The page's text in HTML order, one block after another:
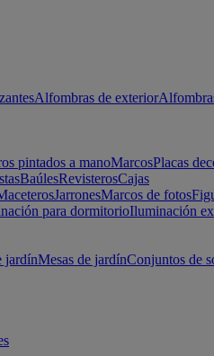
Alfombras de exterior
pintados a manoMarcosPlacas
BaúlesRevisterosCajas
JarronesMarcos de fotos
para dormitorioIluminación
jardínMesas de jardínConjuntos de